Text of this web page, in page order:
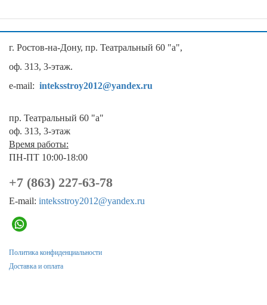
г. Ростов-на-Дону, пр. Театральный 60 "а",
оф. 313, 3-этаж.
e-mail: inteksstroy2012@yandex.ru
пр. Театральный 60 "а"
оф. 313, 3-этаж
Время работы:
ПН-ПТ 10:00-18:00
+7 (863) 227-63-78
E-mail: inteksstroy2012@yandex.ru
Политика конфиденциальности
Доставка и оплата